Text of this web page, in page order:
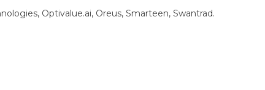
Optivalue.ai, Oreus, Smarteen, Swantrad.